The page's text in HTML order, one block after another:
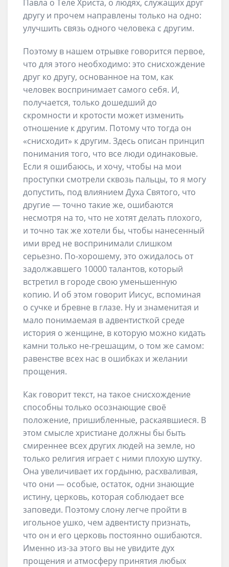
Павла о Теле Христа, о людях, служащих друг
другу и прочем направлены только на одно:
улучшить связь одного человека с другим.
Поэтому в нашем отрывке говорится первое,
что для этого необходимо: это снисхождение
друг ко другу, основанное на том, как
человек воспринимает самого себя. И,
получается, только дошедший до
скромности и кротости может изменить
отношение к другим. Потому что тогда он
«снисходит» к другим. Здесь описан принцип
понимания того, что все люди одинаковые.
Если я ошибаюсь, и хочу, чтобы на мои
проступки смотрели сквозь пальцы, то я могу
допустить, под влиянием Духа Святого, что
другие — точно такие же, ошибаются
несмотря на то, что не хотят делать плохого,
и точно так же хотели бы, чтобы нанесенный
ими вред не воспринимали слишком
серьезно. По-хорошему, это ожидалось от
задолжавшего 10000 талантов, который
встретил в городе свою уменьшенную
копию. И об этом говорит Иисус, вспоминая
о сучке и бревне в глазе. Ну и знаменитая и
мало понимаемая в адвентисткой среде
история о женщине, в которую можно кидать
камни только не-грешащим, о том же самом:
равенстве всех нас в ошибках и желании
прощения.
Как говорит текст, на такое снисхождение
способны только осознающие своё
положение, пришибленные, раскаявшиеся. В
этом смысле христиане должны бы быть
смиреннее всех других людей на земле, но
только религия играет с ними плохую шутку.
Она увеличивает их гордыню, расхваливая,
что они — особые, остаток, одни знающие
истину, церковь, которая соблюдает все
заповеди. Поэтому слону легче пройти в
игольное ушко, чем адвентисту признать,
что он и его церковь постоянно ошибаются.
Именно из-за этого вы не увидите дух
прощения и атмосферу принятия любых